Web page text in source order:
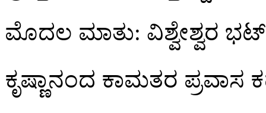
ಮೊದಲ ಮಾತು: ವಿಶ್ವೇಶ್ವರ ಭಟ್
ಕೃಷ್ಣಾನಂದ ಕಾಮತರ